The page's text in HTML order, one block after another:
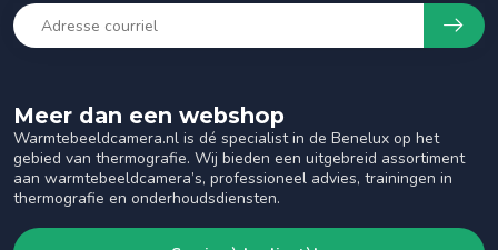
Meer dan een webshop
Warmtebeeldcamera.nl is dé specialist in de Benelux op het
gebied van thermografie. Wij bieden een uitgebreid assortiment
aan warmtebeeldcamera’s, professioneel advies, trainingen in
thermografie en onderhoudsdiensten.